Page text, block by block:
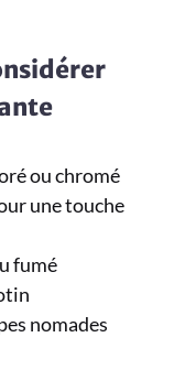
ou chromé
une touche
fumé
nomades